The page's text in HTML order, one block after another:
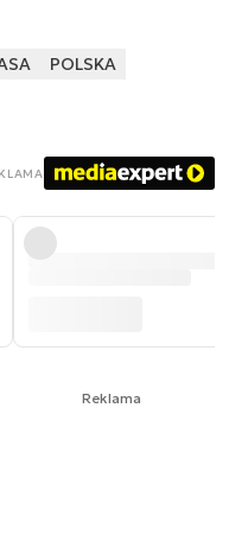
POLSKA
Reklama